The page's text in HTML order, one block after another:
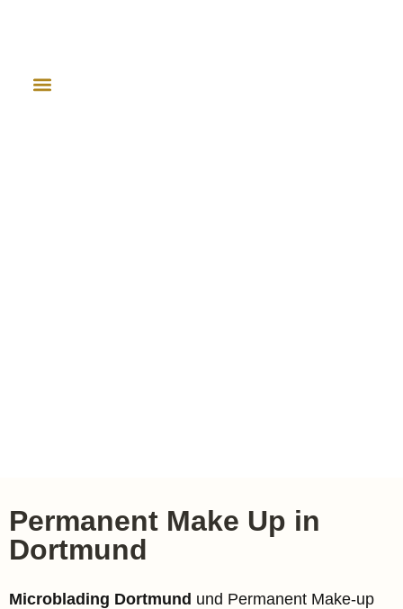
Permanent Make Up in
Dortmund
Microblading Dortmund und Permanent Make-up